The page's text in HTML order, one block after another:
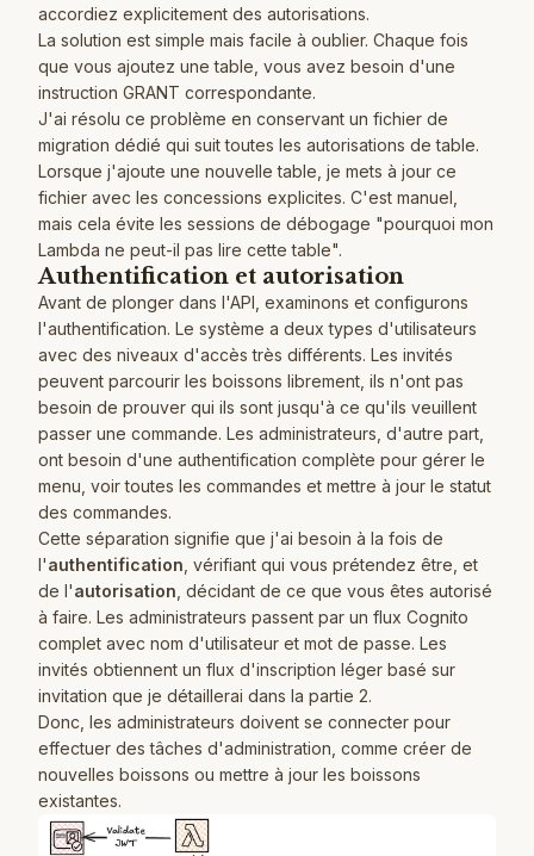
accordiez explicitement des autorisations.
La solution est simple mais facile à oublier. Chaque fois
que vous ajoutez une table, vous avez besoin d'une
instruction GRANT correspondante.
J'ai résolu ce problème en conservant un fichier de
migration dédié qui suit toutes les autorisations de table.
Lorsque j'ajoute une nouvelle table, je mets à jour ce
fichier avec les concessions explicites. C'est manuel,
mais cela évite les sessions de débogage "pourquoi mon
Lambda ne peut-il pas lire cette table".
Authentification et autorisation
Avant de plonger dans l'API, examinons et configurons
l'authentification. Le système a deux types d'utilisateurs
avec des niveaux d'accès très différents. Les invités
peuvent parcourir les boissons librement, ils n'ont pas
besoin de prouver qui ils sont jusqu'à ce qu'ils veuillent
passer une commande. Les administrateurs, d'autre part,
ont besoin d'une authentification complète pour gérer le
menu, voir toutes les commandes et mettre à jour le statut
des commandes.
Cette séparation signifie que j'ai besoin à la fois de
l'authentification , vérifiant qui vous prétendez être, et
de l'autorisation , décidant de ce que vous êtes autorisé
à faire. Les administrateurs passent par un flux Cognito
complet avec nom d'utilisateur et mot de passe. Les
invités obtiennent un flux d'inscription léger basé sur
invitation que je détaillerai dans la partie 2.
Donc, les administrateurs doivent se connecter pour
effectuer des tâches d'administration, comme créer de
nouvelles boissons ou mettre à jour les boissons
existantes.